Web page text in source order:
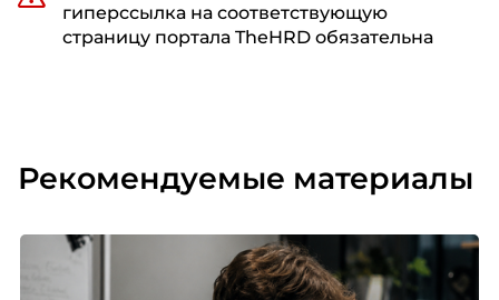
гиперссылка на соответствующую
страницу портала TheHRD обязательна
Рекомендуемые материалы